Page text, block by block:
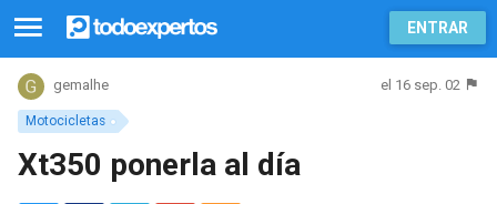
ENTRAR
Motocicletas
gemalhe el 16 sep. 02
Xt350 ponerla al día